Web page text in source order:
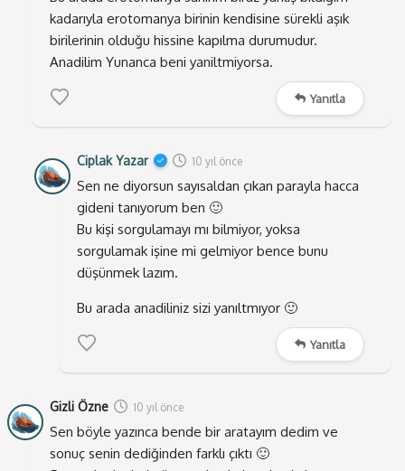
gençleştirir, güzelleştirir diye satabilirsiniz. İşte bu
durum, insanların bir şeyi yeterince sorgulamadığının
en bariz örneğidir. Neden satılmaz? Ya da daha önce
Sanırım bir yerden kopyalanarak yapıştırılmış.
Doğrusu ise; kişilik bozukluğu ile birlikte, erkeğin kadın,
kadının da erkek gibi hissetmesi durumudur.
Sonuç olarak herkes doğrudan söz ettiğini düşünür,
hatta kendi yanlışlarına kendileri bile inanır. Siz de
benimsersiniz.Başkalarının doğrularıyla yaşamak
başlıklı yazımda bu konuyu ayrıca değinmiştim zaten.
sizin doğrularınız hale gelir. Siz de o yanlışı başkalarına
doğru diye öğretirsiniz. Bu inanın hep böyle sürüp
gider.
kadarıyla erotomanya birinin kendisine sürekli aşık
birilerinin olduğu hissine kapılma durumudur.
Anadilim Yunanca beni yaniltmiyorsa.
Yanıtla
Ciplak Yazar 10 yıl önce
Sen ne diyorsun sayısaldan çıkan parayla hacca
gideni tanıyorum ben 🙂
Bu kişi sorgulamayı mı bilmiyor, yoksa
sorgulamak işine mi gelmiyor bence bunu
düşünmek lazım.
Bu arada anadiliniz sizi yanıltmıyor 🙂
Yanıtla
Gizli Özne 10 yıl önce
Sen böyle yazınca bende bir aratayım dedim ve
sonuç senin dediğinden farklı çıktı 🙂